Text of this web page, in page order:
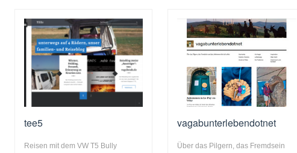
tee5
Reisen mit dem VW T5 Bully
vagabunterlebendotnet
Über das Pilgern, das Fremdsein